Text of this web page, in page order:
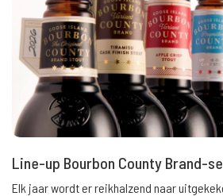
Line-up Bourbon County Brand-
Elk jaar wordt er reikhalzend naar